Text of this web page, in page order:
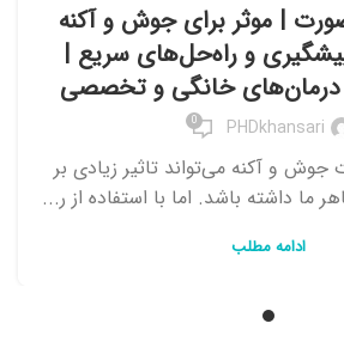
| موثر برای جوش و آکنه
و راه‌حل‌های سریع |
درمان‌های خانگی و تخصصی
PHDkhansari
0
و آکنه می‌تواند تاثیر زیادی بر
ما داشته باشد. اما با استفاده از ر...
ادامه مطلب